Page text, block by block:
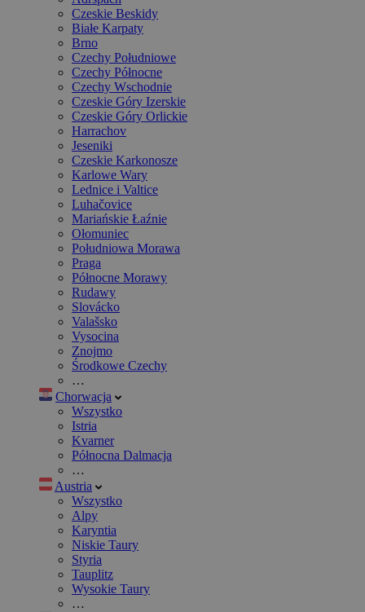
Czeskie Beskidy
Białe Karpaty
Brno
Czechy Południowe
Czechy Północne
Czechy Wschodnie
Czeskie Góry Izerskie
Czeskie Góry Orlickie
Harrachov
Jeseniki
Czeskie Karkonosze
Karlowe Wary
Lednice i Valtice
Luhačovice
Mariańskie Łaźnie
Ołomuniec
Południowa Morawa
Praga
Północne Morawy
Rudawy
Slovácko
Valašsko
Vysocina
Znojmo
Środkowe Czechy
…
Chorwacja
Wszystko
Istria
Kvarner
Północna Dalmacja
…
Austria
Wszystko
Alpy
Karyntia
Niskie Taury
Styria
Tauplitz
Wysokie Taury
…